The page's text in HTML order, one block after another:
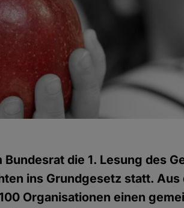
die 1. Lesung des
ins Grundgesetz statt. Aus
Organisationen einen